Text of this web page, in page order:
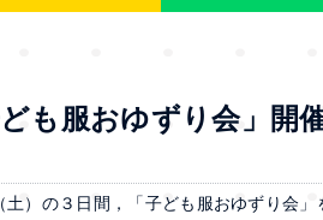
も服おゆずり会」開
）の３日間，「子ども服おゆずり会」